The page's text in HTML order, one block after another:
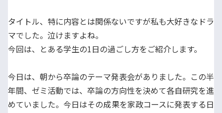
タイトル、特に内容とは関係ないですが私も大好きなドラ
マでした。泣けますよね。
今回は、とある学生の1日の過ごし方をご紹介します。
今日は、朝から卒論のテーマ発表会がありました。この半
年間、ゼミ活動では、卒論の方向性を決めて各自研究を進
めていました。今日はその成果を家政コースに発表する日